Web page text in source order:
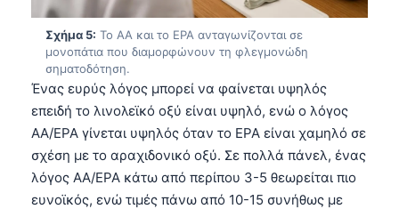
Σχήμα 5: Το AA και το EPA ανταγωνίζονται σε
μονοπάτια που διαμορφώνουν τη φλεγμονώδη
σηματοδότηση.
Ένας ευρύς λόγος μπορεί να φαίνεται υψηλός
επειδή το λινολεϊκό οξύ είναι υψηλό, ενώ ο λόγος
AA/EPA γίνεται υψηλός όταν το EPA είναι χαμηλό σε
σχέση με το αραχιδονικό οξύ. Σε πολλά πάνελ, ένας
λόγος AA/EPA κάτω από περίπου 3-5 θεωρείται πιο
ευνοϊκός, ενώ τιμές πάνω από 10-15 συνήθως με